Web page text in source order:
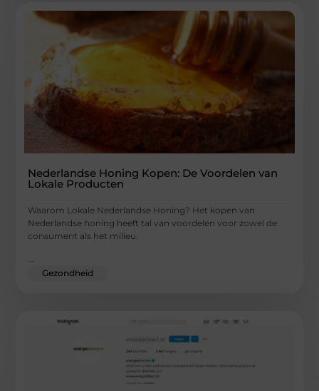
Nederlandse Honing Kopen: De Voordelen van
Lokale Producten
Waarom Lokale Nederlandse Honing? Het kopen van
Nederlandse honing heeft tal van voordelen voor zowel de
consument als het milieu.
Gezondheid